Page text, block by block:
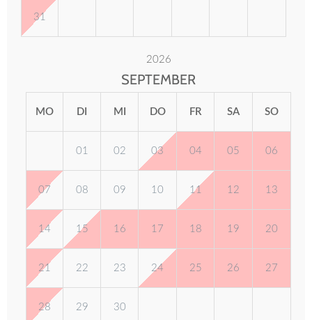
31
2026
SEPTEMBER
MO DI MI DO FR SA SO
01 02 03 04 05 06
07 08 09 10 11 12 13
14 15 16 17 18 19 20
21 22 23 24 25 26 27
28 29 30